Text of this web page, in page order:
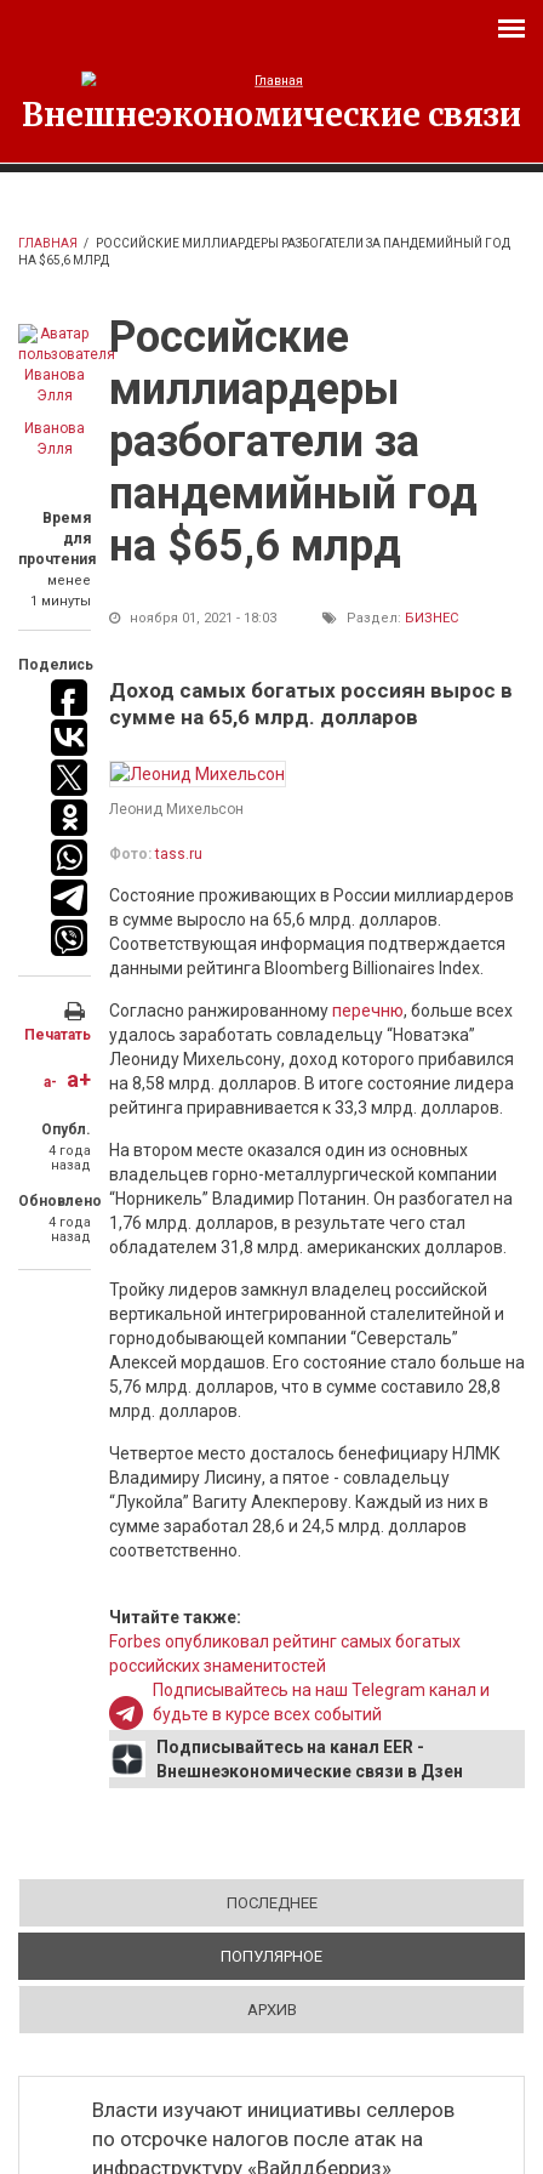
Внешнеэкономические связи
ГЛАВНАЯ /
РОССИЙСКИЕ МИЛЛИАРДЕРЫ РАЗБОГАТЕЛИ ЗА ПАНДЕМИЙНЫЙ ГОД
НА $65,6 МЛРД
Иванова
Элля
Время
для
прочтения
менее
1 минуты
Поделись
Печатать
a- a+
Опубл.
4 года
назад
Обновлено
4 года
назад
Российские
миллиардеры
разбогатели за
пандемийный год
на $65,6 млрд
ноября 01, 2021 - 18:03 Раздел: БИЗНЕС
Доход самых богатых россиян вырос в
сумме на 65,6 млрд. долларов
Леонид Михельсон
Фото:tass.ru
Состояние проживающих в России миллиардеров
в сумме выросло на 65,6 млрд. долларов.
Соответствующая информация подтверждается
данными рейтинга Bloomberg Billionaires Index.
Согласно ранжированномуперечню, больше всех
удалось заработать совладельцу “Новатэка”
Леониду Михельсону, доход которого прибавился
на 8,58 млрд. долларов. В итоге состояние лидера
рейтинга приравнивается к 33,3 млрд. долларов.
На втором месте оказался один из основных
владельцев горно-металлургической компании
“Норникель” Владимир Потанин. Он разбогател на
1,76 млрд. долларов, в результате чего стал
обладателем 31,8 млрд. американских долларов.
Тройку лидеров замкнул владелец российской
вертикальной интегрированной сталелитейной и
горнодобывающей компании “Северсталь”
Алексей мордашов. Его состояние стало больше на
5,76 млрд. долларов, что в сумме составило 28,8
млрд. долларов.
Четвертое место досталось бенефициару НЛМК
Владимиру Лисину, а пятое - совладельцу
“Лукойла” Вагиту Алекперову. Каждый из них в
сумме заработал 28,6 и 24,5 млрд. долларов
соответственно.
Читайте также:
Forbes опубликовал рейтинг самых богатых
российских знаменитостей
Подписывайтесь на наш Telegram канал и
будьте в курсе всех событий
Подписывайтесь на канал EER -
Внешнеэкономические связи в Дзен
ПОСЛЕДНЕЕ
ПОПУЛЯРНОЕ
АРХИВ
Власти изучают инициативы селлеров
по отсрочке налогов после атак на
инфраструктуру «Вайлдберриз»